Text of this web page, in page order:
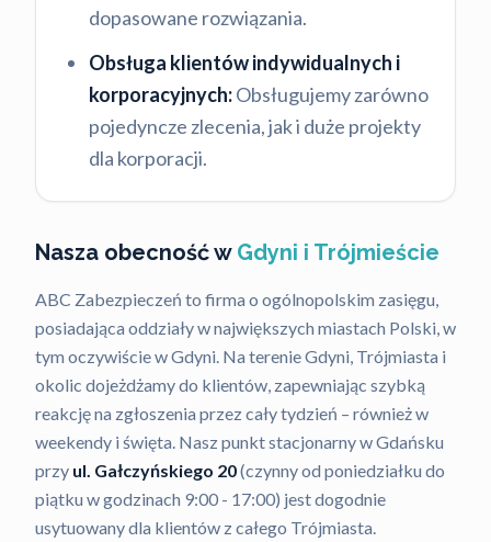
dopasowane rozwiązania.
Obsługa klientów indywidualnych i
korporacyjnych:Obsługujemy zarówno
pojedyncze zlecenia, jak i duże projekty
dla korporacji.
Nasza obecność w Gdyni i Trójmieście
ABC Zabezpieczeń to firma o ogólnopolskim zasięgu,
posiadająca oddziały w największych miastach Polski, w
tym oczywiście w Gdyni. Na terenie Gdyni, Trójmiasta i
okolic dojeżdżamy do klientów, zapewniając szybką
reakcję na zgłoszenia przez cały tydzień – również w
weekendy i święta. Nasz punkt stacjonarny w Gdańsku
przy ul. Gałczyńskiego 20(czynny od poniedziałku do
piątku w godzinach 9:00 - 17:00) jest dogodnie
usytuowany dla klientów z całego Trójmiasta.